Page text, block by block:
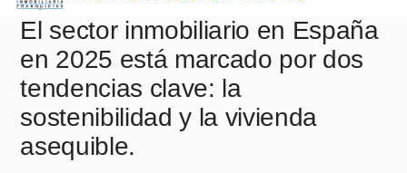
El sector inmobiliario en España
en 2025 está marcado por dos
tendencias clave: la
sostenibilidad y la vivienda
asequible.